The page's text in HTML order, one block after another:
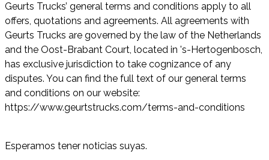
Geurts Trucks’ general terms and conditions apply to all
offers, quotations and agreements. All agreements with
Geurts Trucks are governed by the law of the Netherlands
and the Oost-Brabant Court, located in 's-Hertogenbosch,
has exclusive jurisdiction to take cognizance of any
disputes. You can find the full text of our general terms
and conditions on our website:
https://www.geurtstrucks.com/terms-and-conditions
Esperamos tener noticias suyas.